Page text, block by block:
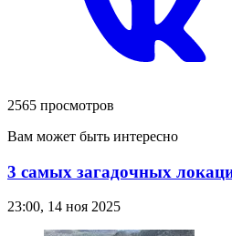
2565 просмотров
Вам может быть интересно
3 самых загадочных
23:00, 14 ноя 2025